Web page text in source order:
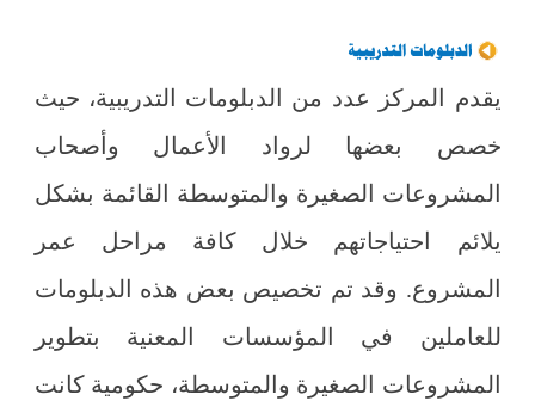
يقدم المركز عدد من الدبلومات التدريبية، حيث
خصص بعضها لرواد الأعمال وأصحاب
المشروعات الصغيرة والمتوسطة القائمة بشكل
يلائم احتياجاتهم خلال كافة مراحل عمر
المشروع. وقد تم تخصيص بعض هذه الدبلومات
للعاملين في المؤسسات المعنية بتطوير
المشروعات الصغيرة والمتوسطة، حكومية كانت